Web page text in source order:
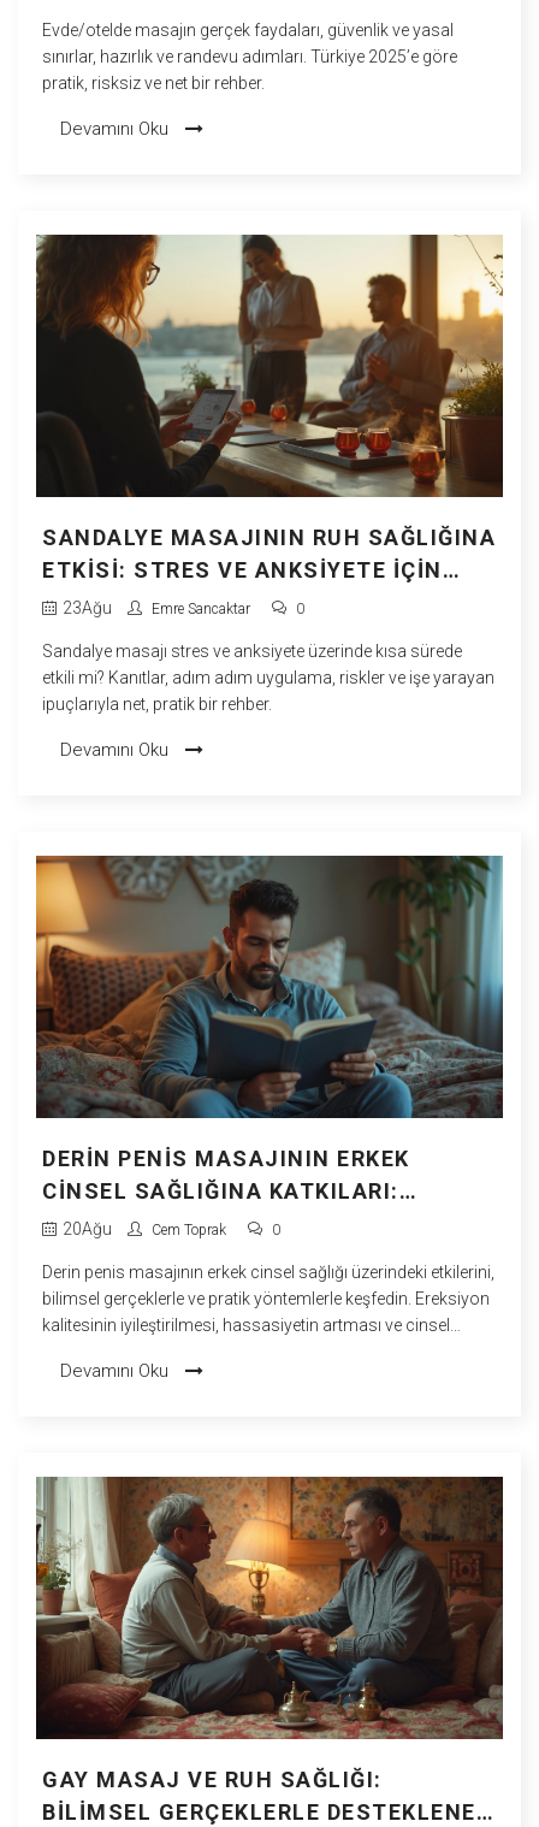
Evde/otelde masajın gerçek faydaları, güvenlik ve yasal
sınırlar, hazırlık ve randevu adımları. Türkiye 2025’e göre
pratik, risksiz ve net bir rehber.
Devamını Oku
SANDALYE MASAJININ RUH SAĞLIĞINA
ETKISI: STRES VE ANKSIYETE İÇIN
BILIMDESTEKLI REHBER
23Ağu Emre Sancaktar 0
Sandalye masajı stres ve anksiyete üzerinde kısa sürede
etkili mi? Kanıtlar, adım adım uygulama, riskler ve işe yarayan
ipuçlarıyla net, pratik bir rehber.
Devamını Oku
DERIN PENIS MASAJININ ERKEK
CINSEL SAĞLIĞINA KATKILARI:
BILIMSEL BILGILER VE PRATIK
20Ağu Cem Toprak 0
Derin penis masajının erkek cinsel sağlığı üzerindeki etkilerini,
bilimsel gerçeklerle ve pratik yöntemlerle keşfedin. Ereksiyon
kalitesinin iyileştirilmesi, hassasiyetin artması ve cinsel
rehber.
Devamını Oku
GAY MASAJ VE RUH SAĞLIĞI:
BILIMSEL GERÇEKLERLE DESTEKLENEN